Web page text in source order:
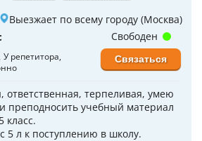
Выезжает по всему городу (Москва)
У репетитора
ответственная, терпеливая, умею
преподносить учебный материал
класс.
5 л к поступлению в школу.
Свободен
Связаться